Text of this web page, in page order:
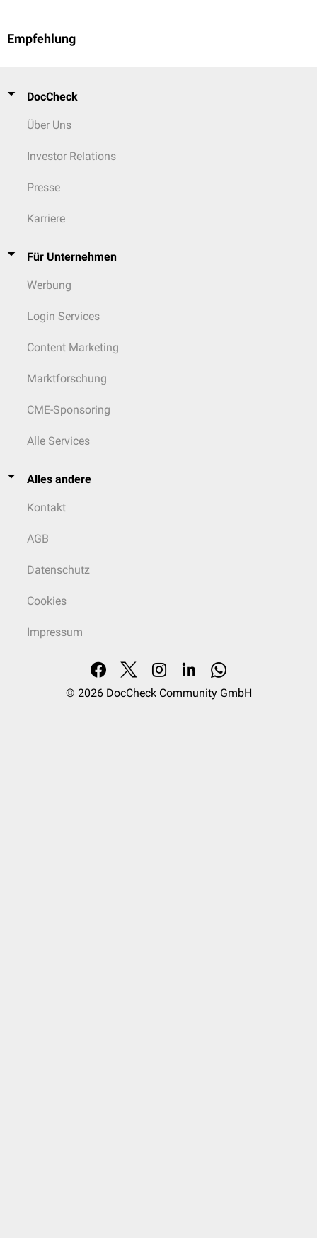
Empfehlung
DocCheck
Über Uns
Investor Relations
Presse
Karriere
Für Unternehmen
Werbung
Login Services
Content Marketing
Marktforschung
CME-Sponsoring
Alle Services
Alles andere
Kontakt
AGB
Datenschutz
Cookies
Impressum
© 2026 DocCheck Community GmbH